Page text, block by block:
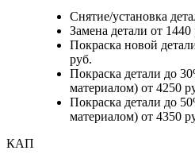
Снятие/установка
Замена детали от 1440
Покраска новой
руб.
Покраска детали до
материалом) от 4250
Покраска детали до
материалом) от 4350
КАП